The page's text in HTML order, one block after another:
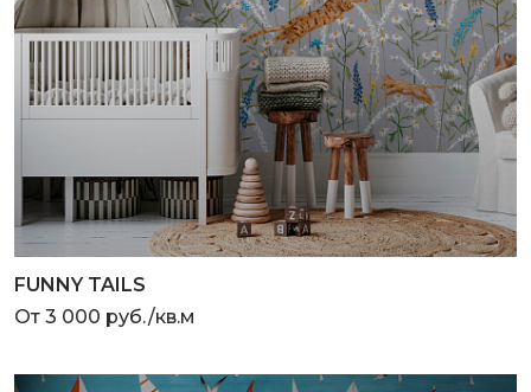
FUNNY TAILS
От 3 000 руб./кв.м